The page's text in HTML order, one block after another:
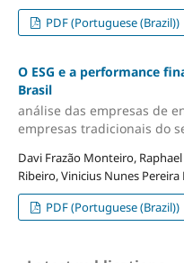
PDF (Portuguese (Brazil))
O ESG e a performance
Brasil
análise das empresas de
empresas tradicionais do
Davi Frazão Monteiro,
Ribeiro, Vinicius Nunes Pereira
PDF (Portuguese (Brazil))